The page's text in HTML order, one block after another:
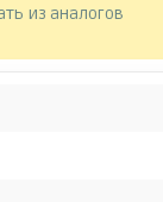
из аналогов